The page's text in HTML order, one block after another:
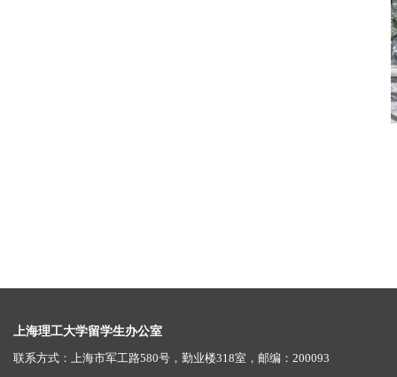
上海理工大学留学生办公室
联系方式：上海市军工路580号，勤业楼318室，邮编：200093